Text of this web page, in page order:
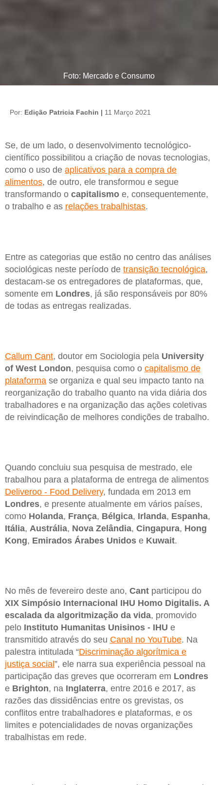
Foto: Mercado e Consumo
Por: Edição Patricia Fachin | 11 Março 2021
Se, de um lado, o desenvolvimento tecnológico-
científico possibilitou a criação de novas tecnologias,
como o uso de aplicativos para a compra de
alimentos, de outro, ele transformou e segue
transformando o capitalismo e, consequentemente,
o trabalho e as relações trabalhistas.
Entre as categorias que estão no centro das análises
sociológicas neste período de transição tecnológica,
destacam-se os entregadores de plataformas, que,
somente em Londres, já são responsáveis por 80%
de todas as entregas realizadas.
Callum Cant, doutor em Sociologia pela University
of West London, pesquisa como o capitalismo de
plataforma se organiza e qual seu impacto tanto na
reorganização do trabalho quanto na vida diária dos
trabalhadores e na organização das ações coletivas
de reivindicação de melhores condições de trabalho.
Quando concluiu sua pesquisa de mestrado, ele
trabalhou para a plataforma de entrega de alimentos
Deliveroo - Food Delivery, fundada em 2013 em
Londres, e presente atualmente em vários países,
como Holanda, França, Bélgica, Irlanda, Espanha,
Itália, Austrália, Nova Zelândia, Cingapura, Hong
Kong, Emirados Árabes Unidos e Kuwait.
No mês de fevereiro deste ano, Cant participou do
XIX Simpósio Internacional IHU Homo Digitalis. A
escalada da algoritmização da vida, promovido
pelo Instituto Humanitas Unisinos - IHU e
transmitido através do seu Canal no YouTube. Na
palestra intitulada “Discriminação algorítmica e
justiça social ”, ele narra sua experiência pessoal na
participação das greves que ocorreram em Londres
e Brighton, na Inglaterra, entre 2016 e 2017, as
razões das dissidências entre os grevistas, os
conflitos entre trabalhadores e plataformas, e os
limites e potencialidades de novas organizações
trabalhistas em rede.